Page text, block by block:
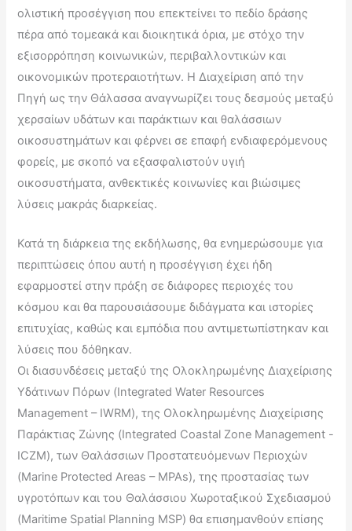
ολιστική προσέγγιση που επεκτείνει το πεδίο δράσης
πέρα από τομεακά και διοικητικά όρια, με στόχο την
εξισορρόπηση κοινωνικών, περιβαλλοντικών και
οικονομικών προτεραιοτήτων. Η Διαχείριση από την
Πηγή ως την Θάλασσα αναγνωρίζει τους δεσμούς μεταξύ
χερσαίων υδάτων και παράκτιων και θαλάσσιων
οικοσυστημάτων και φέρνει σε επαφή ενδιαφερόμενους
φορείς, με σκοπό να εξασφαλιστούν υγιή
οικοσυστήματα, ανθεκτικές κοινωνίες και βιώσιμες
λύσεις μακράς διαρκείας.
Κατά τη διάρκεια της εκδήλωσης, θα ενημερώσουμε για
περιπτώσεις όπου αυτή η προσέγγιση έχει ήδη
εφαρμοστεί στην πράξη σε διάφορες περιοχές του
κόσμου και θα παρουσιάσουμε διδάγματα και ιστορίες
επιτυχίας, καθώς και εμπόδια που αντιμετωπίστηκαν και
λύσεις που δόθηκαν.
Οι διασυνδέσεις μεταξύ της Ολοκληρωμένης Διαχείρισης
Υδάτινων Πόρων (Integrated Water Resources
Management – IWRM), της Ολοκληρωμένης Διαχείρισης
Παράκτιας Ζώνης (Integrated Coastal Zone Management -
ICZM), των Θαλάσσιων Προστατευόμενων Περιοχών
(Marine Protected Areas – MPAs), της προστασίας των
υγροτόπων και του Θαλάσσιου Χωροταξικού Σχεδιασμού
(Maritime Spatial Planning MSP) θα επισημανθούν επίσης